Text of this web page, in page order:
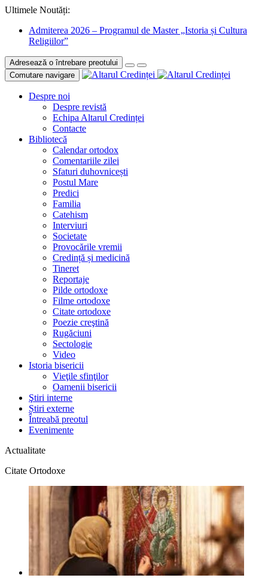
Ultimele Noutăți:
Admiterea 2026 – Programul de Master „Istoria și Cultura
Religiilor”
Adresează o întrebare preotului
Comutare navigare
Despre noi
Despre revistă
Echipa Altarul Credinței
Contacte
Bibliotecă
Calendar ortodox
Comentariile zilei
Sfaturi duhovnicești
Postul Mare
Predici
Familia
Catehism
Interviuri
Societate
Provocările vremii
Credință și medicină
Tineret
Reportaje
Pilde ortodoxe
Filme ortodoxe
Citate ortodoxe
Poezie creştină
Rugăciuni
Sectologie
Video
Istoria bisericii
Vieţile sfinţilor
Oamenii bisericii
Ştiri interne
Știri externe
Întreabă preotul
Evenimente
Actualitate
Citate Ortodoxe